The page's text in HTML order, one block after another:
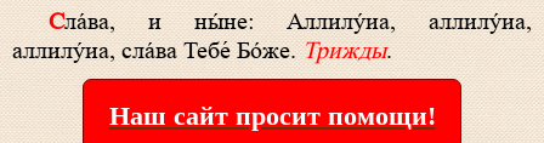
Сла́ва, и ны́не: Аллилу́иа, аллилу́иа,
аллилу́иа, сла́ва Тебе́ Бо́же.Трижды.
Наш сайт просит помощи!